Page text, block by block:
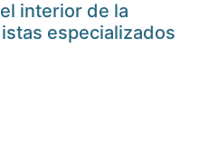
interior de la
especializados